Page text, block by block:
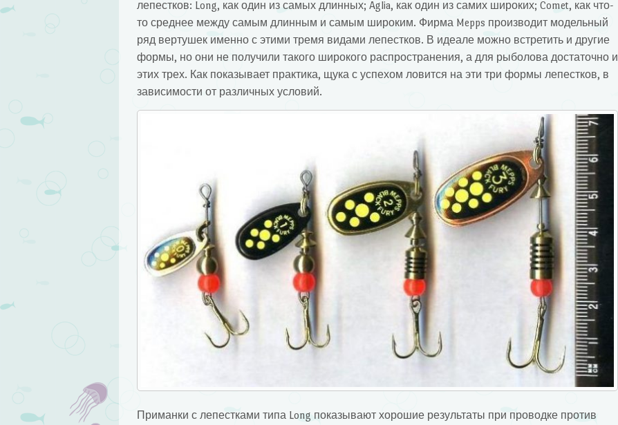
лепестков: Long, как один из самых длинных; Aglia, как один из самих широких; Comet, как что-
то среднее между самым длинным и самым широким. Фирма Mepps производит модельный
ряд вертушек именно с этими тремя видами лепестков. В идеале можно встретить и другие
формы, но они не получили такого широкого распространения, а для рыболова достаточно и
этих трех. Как показывает практика, щука с успехом ловится на эти три формы лепестков, в
зависимости от различных условий.
Приманки с лепестками типа Long показывают хорошие результаты при проводке против